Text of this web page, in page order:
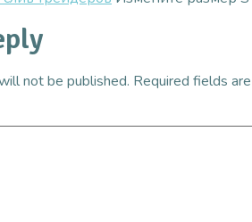
not be published. Required fields